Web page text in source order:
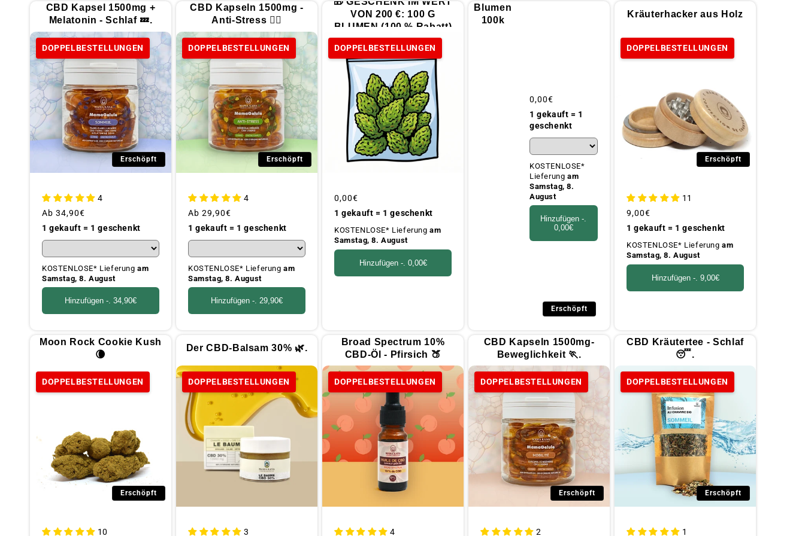
CBD Kapsel 1500mg +
Melatonin - Schlaf 💤.
DOPPELBESTELLUNGEN
Erschöpft
4
Üblicher
Preis
Ab 34,90€
1 gekauft = 1 geschenkt
KOSTENLOSE* Lieferungam
Samstag, 8. August
Hinzufügen -. 34,90€
CBD Kapseln 1500mg -
Anti-Stress 🧎‍♀️
DOPPELBESTELLUNGEN
Erschöpft
4
Üblicher
Preis
Ab 29,90€
1 gekauft = 1 geschenkt
KOSTENLOSE* Lieferungam
Samstag, 8. August
Hinzufügen -. 29,90€
VON 200 €: 100 G
BLUMEN (100 % Rabatt)
DOPPELBESTELLUNGEN
Üblicher
Preis
0,00€
1 gekauft = 1 geschenkt
KOSTENLOSE* Lieferungam
Samstag, 8. August
Hinzufügen -. 0,00€
Blumen
100k
Üblicher
Preis
0,00€
1 gekauft = 1
geschenkt
KOSTENLOSE*
Lieferung am
Samstag, 8.
August
Hinzufügen -.
0,00€
Erschöpft
Kräuterhacker aus Holz
DOPPELBESTELLUNGEN
Erschöpft
11
Üblicher
Preis
9,00€
1 gekauft = 1 geschenkt
KOSTENLOSE* Lieferungam
Samstag, 8. August
Hinzufügen -. 9,00€
Moon Rock Cookie Kush
🌘
DOPPELBESTELLUNGEN
Erschöpft
10
Der CBD-Balsam 30% 🌿.
DOPPELBESTELLUNGEN
3
Broad Spectrum 10%
CBD-Öl - Pfirsich 🍑
DOPPELBESTELLUNGEN
4
CBD Kapseln 1500mg-
Beweglichkeit 🏃.
DOPPELBESTELLUNGEN
Erschöpft
2
CBD Kräutertee - Schlaf
😴.
DOPPELBESTELLUNGEN
Erschöpft
1